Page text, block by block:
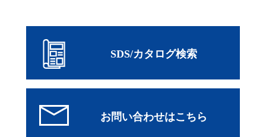
SDS/カタログ検索